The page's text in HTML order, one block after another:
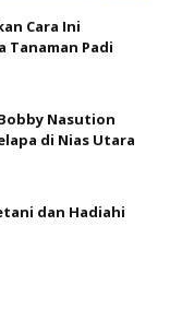
Cara Ini
Tanaman Padi
Nasution
di Nias Utara
dan Hadiahi